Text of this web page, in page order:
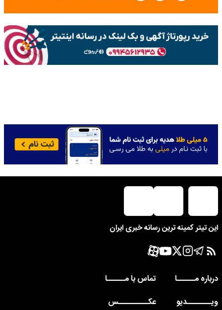
این تیتر کمینه ترین رسانه خبری ایران
درباره مــــــا
تماس با مــــــا
ویــــــــدیو
عکــــــــــس